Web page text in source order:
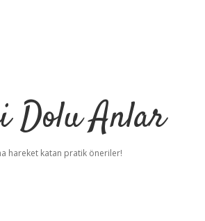
Dolu Anlar
hareket katan pratik öneriler!